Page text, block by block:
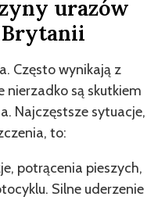
urazów
Często wynikają z
nierzadko są skutkiem
Najczęstsze sytuacje,
to:
potrącenia pieszych,
Silne uderzenie